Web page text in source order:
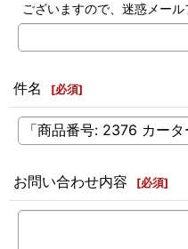
ございますので、迷惑メール
件名 [必須]
お問い合わせ内容 [必須]